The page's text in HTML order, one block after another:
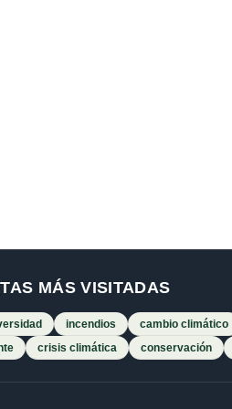
MÁS VISITADAS
incendios cambio climático
crisis climática conservación